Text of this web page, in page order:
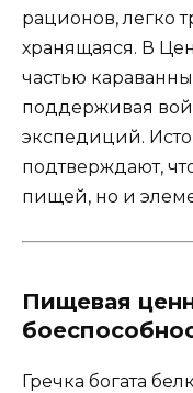
рационов, легко
хранящаяся. В
частью
поддерживая
экспедиций.
подтверждают,
пищей, но и
Пищевая
Гречка богата